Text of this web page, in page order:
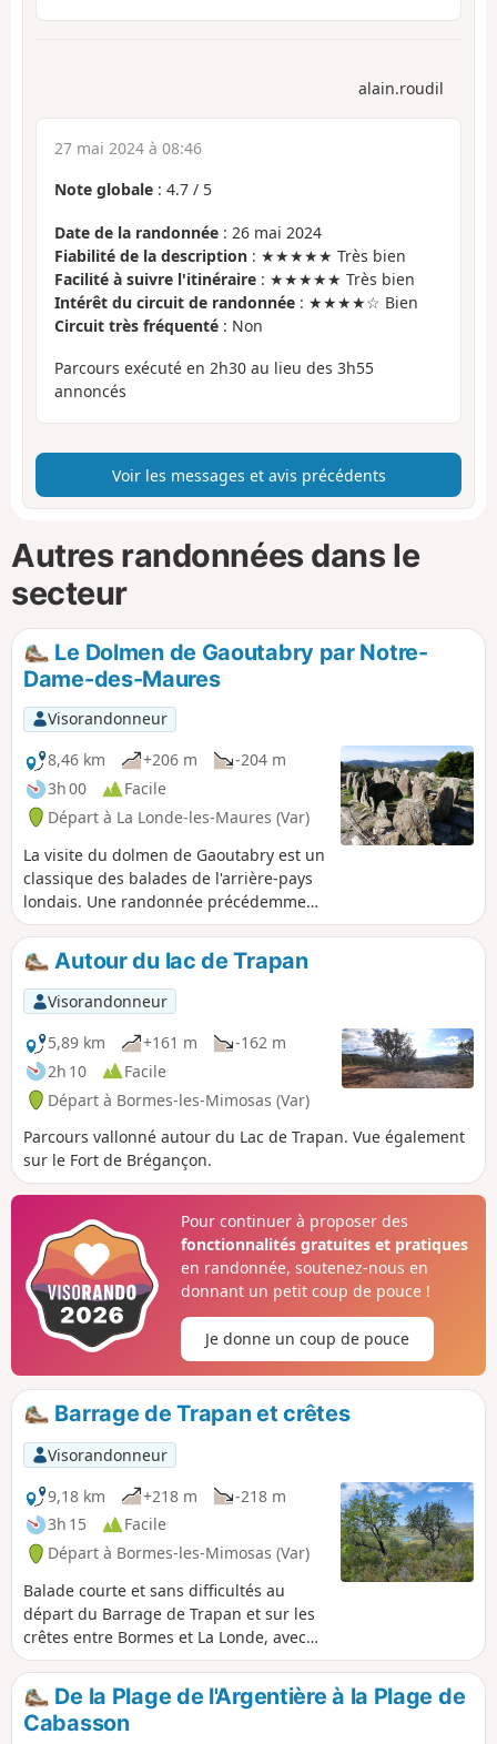
alain.roudil
27 mai 2024 à 08:46
Note globale : 4.7 / 5
Date de la randonnée : 26 mai 2024
Fiabilité de la description : ★★★★★ Très bien
Facilité à suivre l'itinéraire : ★★★★★ Très bien
Intérêt du circuit de randonnée : ★★★★☆ Bien
Circuit très fréquenté : Non
Parcours exécuté en 2h30 au lieu des 3h55
annoncés
Voir les messages et avis précédents
Autres randonnées dans le
secteur
Le Dolmen de Gaoutabry par Notre-
Dame-des-Maures
Visorandonneur
8,46 km
+206 m
-204 m
3h 00
Facile
Départ à La Londe-les-Maures (Var)
La visite du dolmen de Gaoutabry est un
classique des balades de l'arrière-pays
londais. Une randonnée précédemment
publiée y a accédé depuis le vallon de
Tamary. Nous y sommes allés en février
2016 et mars 2018, en partant du village
de Notre-Dame des Maures, portant
encore les stigmates de la terrible crue
du Pansard de janvier 2014.
Autour du lac de Trapan
Visorandonneur
5,89 km
+161 m
-162 m
2h 10
Facile
Départ à Bormes-les-Mimosas (Var)
Parcours vallonné autour du Lac de Trapan. Vue également
sur le Fort de Brégançon.
Pour continuer à proposer des
fonctionnalités gratuites et pratiques
en randonnée, soutenez-nous en
donnant un petit coup de pouce !
Je donne un coup de pouce
Barrage de Trapan et crêtes
Visorandonneur
9,18 km
+218 m
-218 m
3h 15
Facile
Départ à Bormes-les-Mimosas (Var)
Balade courte et sans difficultés au
départ du Barrage de Trapan et sur les
crêtes entre Bormes et La Londe, avec
de magnifiques panoramas.
De la Plage de l'Argentière à la Plage de
Cabasson